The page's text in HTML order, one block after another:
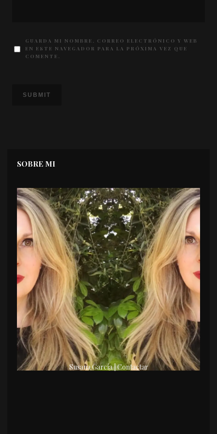
GUARDA MI NOMBRE, CORREO ELECTRÓNICO Y WEB
EN ESTE NAVEGADOR PARA LA PRÓXIMA VEZ QUE
COMENTE.
SOBRE MI
Susana García | Contactar